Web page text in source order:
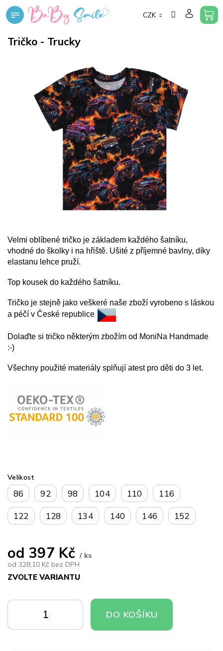
Přejít
na
CZK
Tričko - Trucky
od 397 Kč / ks
od 328,10 Kč bez DPH
ZVOLTE VARIANTU
cena:
Velikost
86 92 98 104 110 116
122 128 134 140 146 152
KOŠÍKU
KOŠÍKU
DO KOŠÍKU
Velmi oblíbené tričko je základem každého šatníku,
vhodné do školky i na hřiště. Ušité z příjemné bavlny, díky
elastanu lehce pruží.
Top kousek do každého šatníku.
Tričko je stejně jako veškeré naše zboží vyrobeno s láskou
a péčí v České republice
Dolaďte si tričko některým zbožím od MoniNa Handmade
:-)
Všechny použité materiály splňují atest pro děti do 3 let.